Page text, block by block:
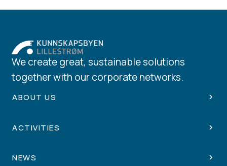
We create great, sustainable solutions
together with our corporate networks.
ABOUT US
ACTIVITIES
NEWS